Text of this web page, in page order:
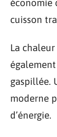
économie
cuisson
La
gaspillée.
moderne
d’énergie.